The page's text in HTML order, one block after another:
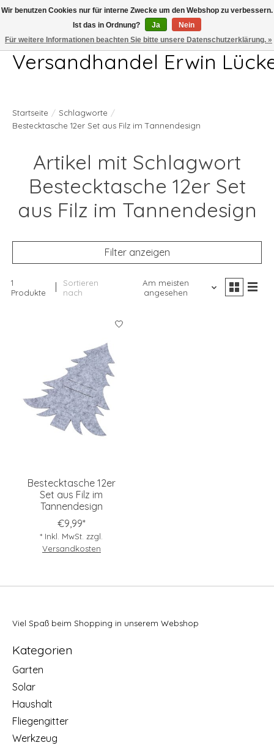
Telefon 04407 715872 MO-DO 7.00-17.00Uhr FR 7.00-13.00Uhr
Versandhandel Erwin
Startseite / Schlagworte /
Bestecktasche 12er Set aus Filz im Tannendesign
Artikel mit Schlagwort
Bestecktasche 12er Set
aus Filz im Tannendesign
Filter anzeigen
1
Produkte
Sortieren
nach
Am meisten
angesehen
Bestecktasche 12er
Set aus Filz im
Tannendesign
€9,99*
* Inkl. MwSt. zzgl.
Versandkosten
Viel Spaß beim Shopping in unserem Webshop
Kategorien
Garten
Solar
Haushalt
Fliegengitter
Werkzeug
Wir benutzen Cookies nur für interne Zwecke um den Webshop zu verbessern.
Ist das in Ordnung?
Ja
Nein
Für weitere Informationen beachten Sie bitte unsere Datenschutzerklärung. »